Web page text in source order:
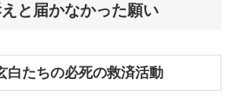
と届かなかった願い
白たちの必死の救済活動